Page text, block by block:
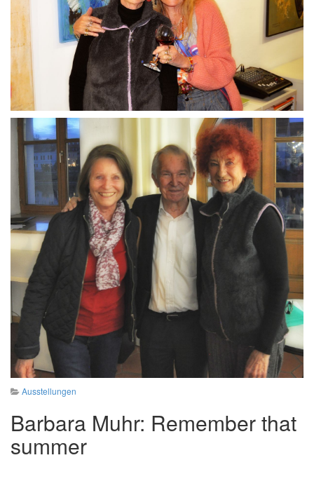
Ausstellungen
Barbara Muhr: Remember that
summer